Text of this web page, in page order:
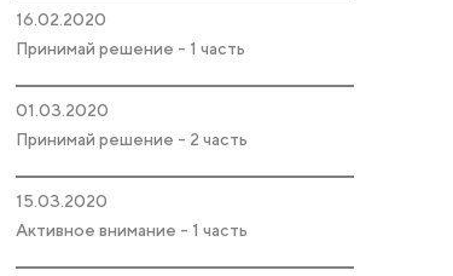
16.02.2020
Принимай решение - 1 часть
01.03.2020
Принимай решение - 2 часть
15.03.2020
Активное внимание - 1 часть